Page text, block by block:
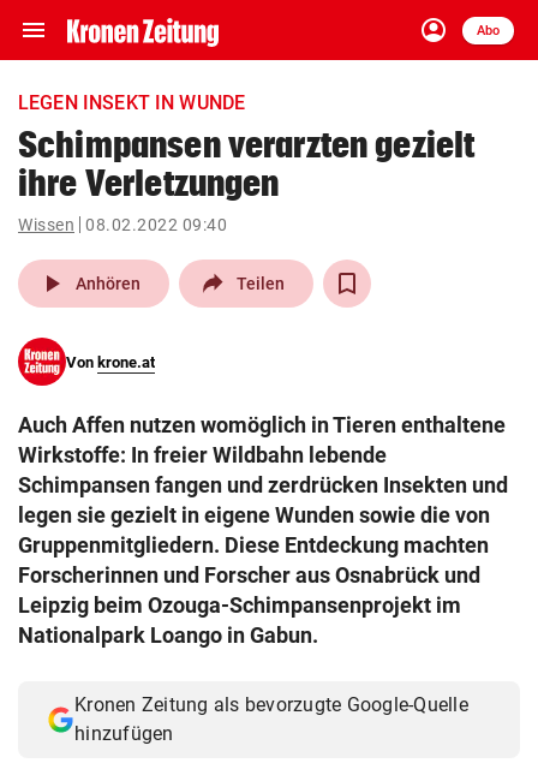
menu Navigation
ein-/ausklappen
account_circle
Anmelden
Abo
close Schließen
account_circle Anmelden
pin_drop
Wien arrow_right
search
eingeben
© Krone Multimedia GmbH & Co KG 2026
Muthgasse 2, 1190 Wien
LEGEN INSEKT IN WUNDE
Schimpansen verarzten gezielt
ihre Verletzungen
Wissen 08.02.2022 09:40
play_arrow Anhören Teilen
Von krone.at
Auch Affen nutzen womöglich in Tieren enthaltene
Wirkstoffe: In freier Wildbahn lebende
Schimpansen fangen und zerdrücken Insekten und
legen sie gezielt in eigene Wunden sowie die von
Gruppenmitgliedern. Diese Entdeckung machten
Forscherinnen und Forscher aus Osnabrück und
Leipzig beim Ozouga-Schimpansenprojekt im
Nationalpark Loango in Gabun.
Kronen Zeitung als bevorzugte Google-Quelle
hinzufügen